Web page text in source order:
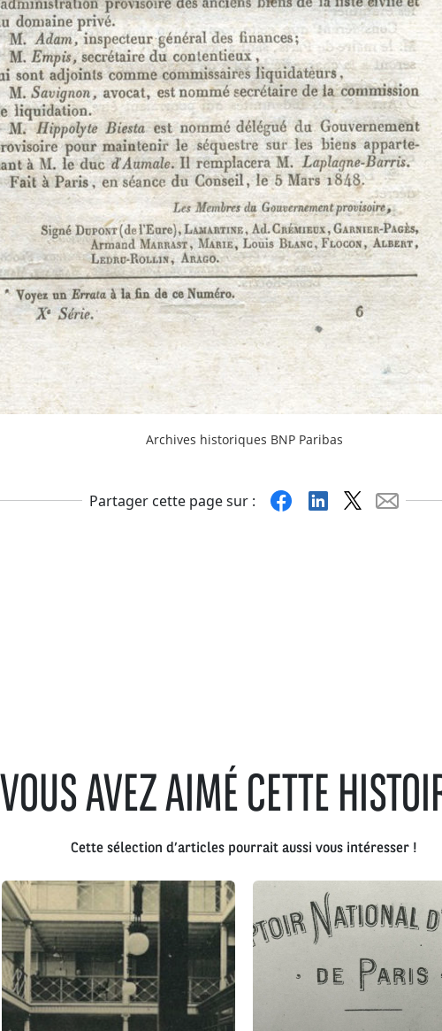
Archives historiques BNP Paribas
Partager cette page sur : FacebookLinkedin Mail
VOUS AVEZ AIMÉ CETTE
Cette sélection d’articles pourrait aussi vous intéresser !